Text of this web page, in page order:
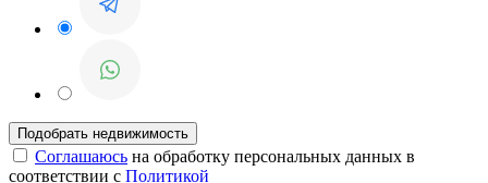
Соглашаюсь на обработку персональных данных в
соответствии с Политикой